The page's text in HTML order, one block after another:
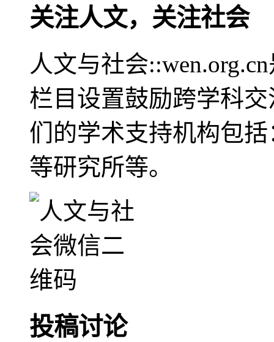
关注人文，关注社会
人文与社会
栏目设置鼓励跨学科
们的学术支持机构包
等研究所等。
投稿讨论